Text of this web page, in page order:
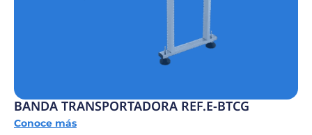
BANDA TRANSPORTADORA REF.E-BTCG
Conoce más